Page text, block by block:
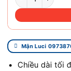
Mận Luci
Chiều dài tối